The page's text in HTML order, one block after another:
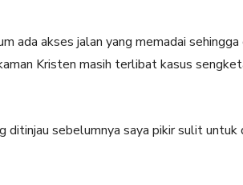
ada akses jalan yang memadai
Kristen masih terlibat kasus
ditinjau sebelumnya saya pikir sulit untuk